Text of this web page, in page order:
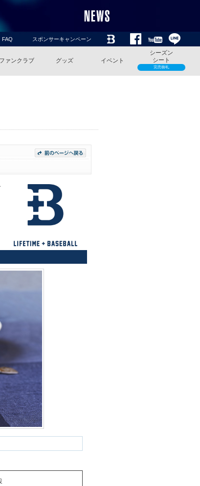
スポンサーキャンペーン
FAQ
シーズン
シート
完売御礼
イベント
グッズ
ファンクラブ